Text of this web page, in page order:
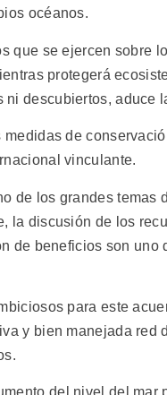
océanos.
que se ejercen sobre
protegerá
descubiertos, aduce
de
vinculante.
de los grandes temas
la discusión de los
de beneficios son uno
para este
y bien manejada red